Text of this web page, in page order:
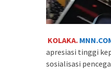
KOLAKA.
apresiasi tinggi
sosialisasi